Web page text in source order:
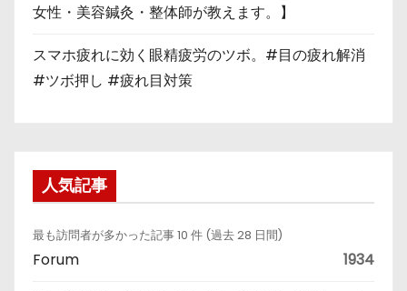
女性・美容鍼灸・整体師が教えます。】
スマホ疲れに効く眼精疲労のツボ。#目の疲れ解消
#ツボ押し #疲れ目対策
人気記事
最も訪問者が多かった記事 10 件 (過去 28 日間)
Forum 1934